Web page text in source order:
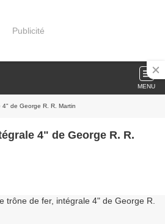
Publicité
MENU
de George R. R. Martin
4" de George R. R.